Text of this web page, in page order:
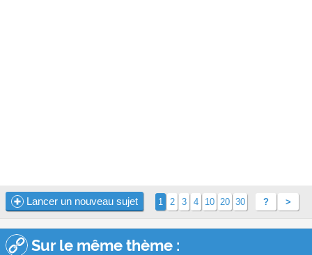
Lancer un nouveau sujet 1 2 3 4 10 20 30 ? >
Sur le même thème :